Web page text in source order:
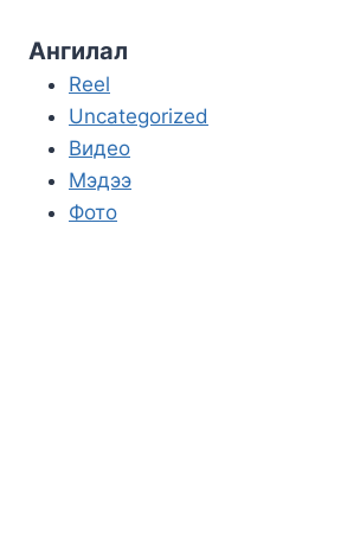
Ангилал
Reel
Uncategorized
Видео
Мэдээ
Фото